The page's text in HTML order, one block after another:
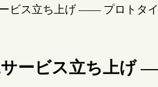
ビス立ち上げ —— プロトタ
ービス立ち上げ